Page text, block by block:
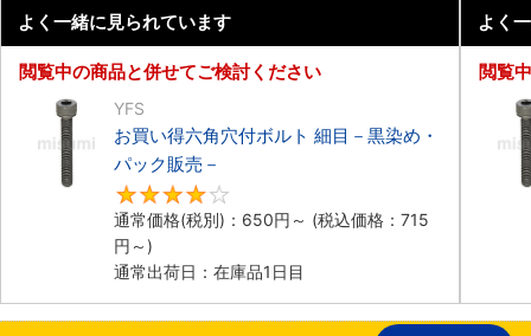
よく一緒に見られています
閲覧中の商品と併せてご検討ください
YFS
お買い得六角穴付ボルト 細目－黒染め・
パック販売－
通常価格(税別)： 650円 ～ (税込価格： 715
円 ～)
通常出荷日：在庫品1日目
よく
閲覧